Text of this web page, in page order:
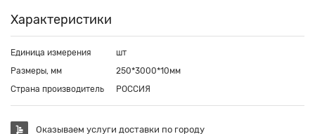
Характеристики
Единица измерения
шт
Размеры, мм
250*3000*10мм
Страна производитель
РОССИЯ
Оказываем услуги доставки по городу